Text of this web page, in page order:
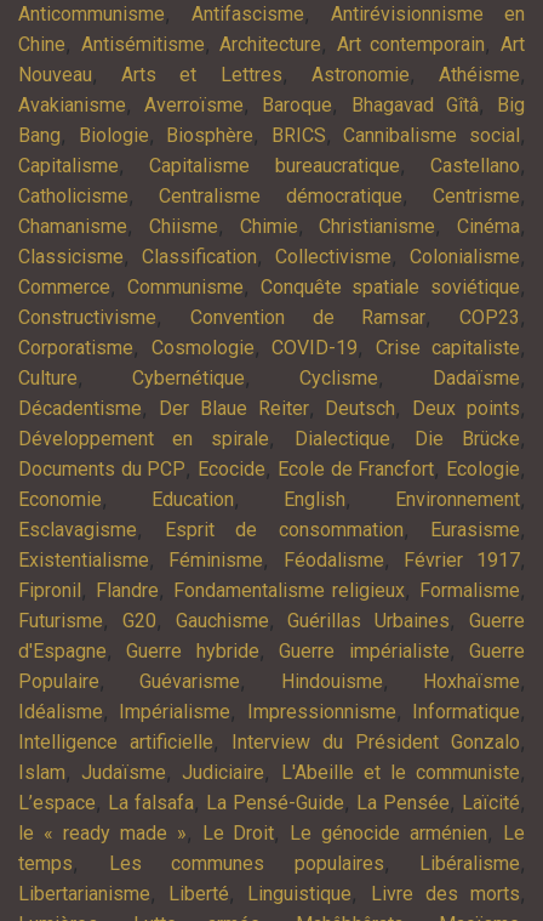
Anticommunisme, Antifascisme, Antirévisionnisme en
Chine, Antisémitisme,Architecture, Art contemporain,Art
Nouveau,Arts et Lettres, Astronomie,Athéisme,
Avakianisme,Averroïsme, Baroque, Bhagavad Gîtâ,
Big
Bang, Biologie, Biosphère, BRICS,Cannibalisme social ,
Capitalisme,Capitalisme bureaucratique,Castellano,
Catholicisme,Centralisme démocratique,Centrisme,
Chamanisme, Chiisme, Chimie,Christianisme, Cinéma,
Classicisme, Classification, Collectivisme, Colonialisme,
Commerce, Communisme, Conquête spatiale soviétique,
Constructivisme, Convention de Ramsar, COP23 ,
Corporatisme, Cosmologie, COVID-19, Crise capitaliste,
Culture, Cybernétique, Cyclisme, Dadaïsme,
Décadentisme, Der Blaue Reiter, Deutsch, Deux points,
Développement en spirale, Dialectique, Die Brücke,
Documents du PCP, Ecocide, Ecole de Francfort, Ecologie,
Economie, Education, English, Environnement,
Esclavagisme, Esprit de consommation, Eurasisme,
Existentialisme, Féminisme, Féodalisme, Février 1917,
Fipronil , Flandre, Fondamentalisme religieux, Formalisme,
Futurisme, G20, Gauchisme,Guérillas Urbaines,Guerre
d'Espagne,Guerre hybride,Guerre impérialiste,Guerre
Populaire,Guévarisme, Hindouisme, Hoxhaïsme,
Idéalisme, Impérialisme, Impressionnisme, Informatique,
Intelligence artificielle, Interview du Président Gonzalo,
Islam, Judaïsme, Judiciaire, L'Abeille et le communiste,
L’espace, La falsafa, La Pensé-Guide, La Pensée, Laïcité,
le « ready made », Le Droit, Le génocide arménien,
Le
temps, Les communes populaires, Libéralisme,
Libertarianisme, Liberté, Linguistique, Livre des morts,